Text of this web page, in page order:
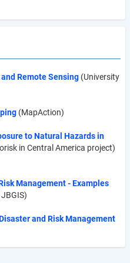
and Remote Sensing (University
(MapAction)
to Natural Hazards in
in Central America project)
Management - Examples
and Risk Management